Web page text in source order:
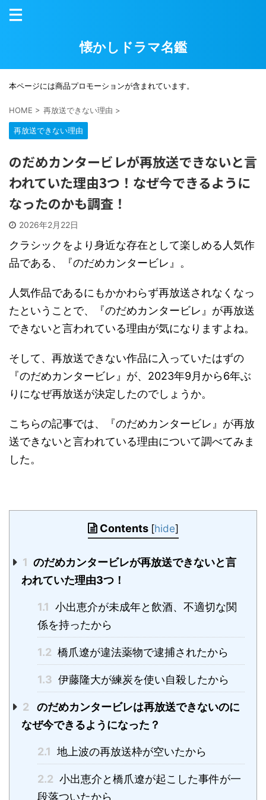
懐かしドラマ名鑑
本ページには商品プロモーションが含まれています。
HOME > 再放送できない理由 >
再放送できない理由
のだめカンタービレが再放送できないと言
われていた理由3つ！なぜ今できるように
なったのかも調査！
2026年2月22日
クラシックをより身近な存在として楽しめる人気作
品である、『のだめカンタービレ』。
人気作品であるにもかかわらず再放送されなくなっ
たということで、『のだめカンタービレ』が再放送
できないと言われている理由が気になりますよね。
そして、再放送できない作品に入っていたはずの
『のだめカンタービレ』が、2023年9月から6年ぶ
りになぜ再放送が決定したのでしょうか。
こちらの記事では、『のだめカンタービレ』が再放
送できないと言われている理由について調べてみま
した。
Contents [hide]
1 のだめカンタービレが再放送できないと言
われていた理由3つ！
1.1 小出恵介が未成年と飲酒、不適切な関
係を持ったから
1.2 橋爪遼が違法薬物で逮捕されたから
1.3 伊藤隆大が練炭を使い自殺したから
2
のだめカンタービレは再放送できないのに
なぜ今できるようになった？
2.1 地上波の再放送枠が空いたから
2.2 小出恵介と橋爪遼が起こした事件が一
段落ついたから